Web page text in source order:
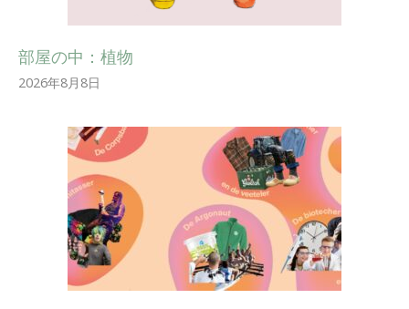
部屋の中：植物
2026年8月8日